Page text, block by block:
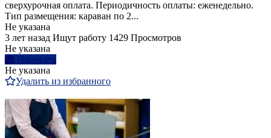
сверхурочная оплата. Периодичность оплаты: еженедельно.
Тип размещения: караван по 2...
Не указана
3 лет назад Ищут работу 1429 Просмотров
Не указана
Написать
Не указана
Удалить из избранного